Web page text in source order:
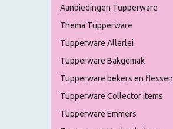
Aanbiedingen Tupperware
Thema Tupperware
Tupperware Allerlei
Tupperware Bakgemak
Tupperware bekers en flessen
Tupperware Collector items
Tupperware Emmers